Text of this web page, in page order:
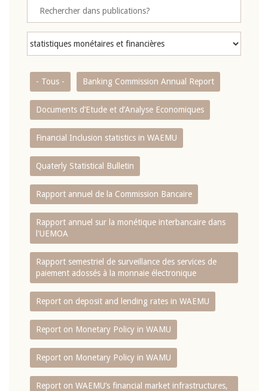
- Tous - Banking Commission Annual Report
Documents d’Etude et d’Analyse Economiques
Financial Inclusion statistics in WAEMU
Quaterly Statistical Bulletin
Rapport annuel de la Commission Bancaire
Rapport annuel sur la monétique interbancaire dans
l'UEMOA
Rapport semestriel de surveillance des services de
paiement adossés à la monnaie électronique
Report on deposit and lending rates in WAEMU
Report on Monetary Policy in WAMU
Report on Monetary Policy in WAMU
Report on WAEMU’s financial market infrastructures,